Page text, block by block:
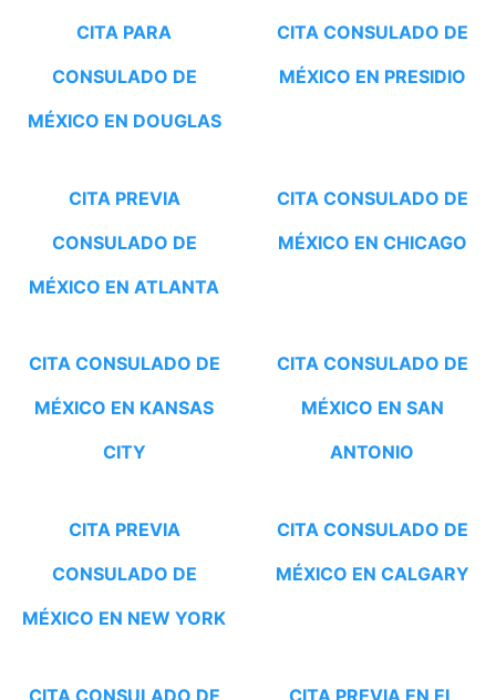
CITA PARA
CONSULADO DE
MÉXICO EN DOUGLAS
CITA CONSULADO DE
MÉXICO EN PRESIDIO
CITA PREVIA
CONSULADO DE
MÉXICO EN ATLANTA
CITA CONSULADO DE
MÉXICO EN CHICAGO
CITA CONSULADO DE
MÉXICO EN KANSAS
CITY
CITA CONSULADO DE
MÉXICO EN SAN
ANTONIO
CITA PREVIA
CONSULADO DE
MÉXICO EN NEW YORK
CITA CONSULADO DE
MÉXICO EN CALGARY
CITA CONSULADO DE
CITA PREVIA EN EL